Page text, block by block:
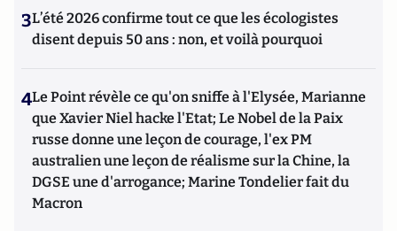
3L’été 2026 confirme tout ce que les écologistes
disent depuis 50 ans : non, et voilà pourquoi
4Le Point révèle ce qu'on sniffe à l'Elysée, Marianne
que Xavier Niel hacke l'Etat; Le Nobel de la Paix
russe donne une leçon de courage, l'ex PM
australien une leçon de réalisme sur la Chine, la
DGSE une d'arrogance; Marine Tondelier fait du
Macron